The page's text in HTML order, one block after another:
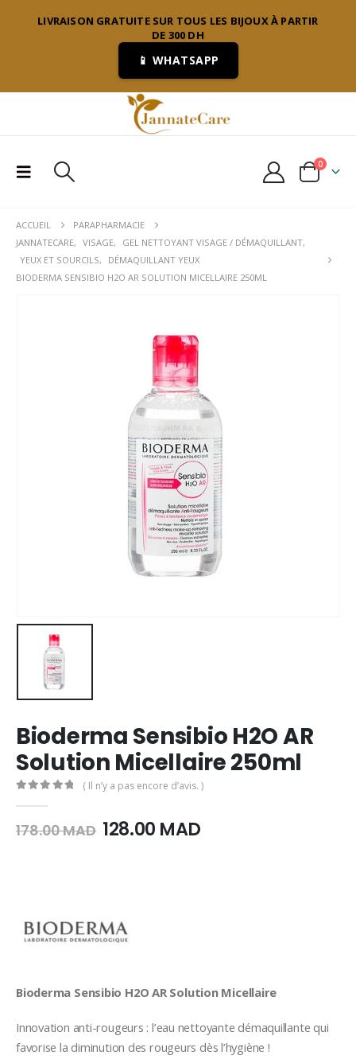
LIVRAISON GRATUITE SUR TOUS LES BIJOUX À PARTIR
DE 300 DH
📱 WHATSAPP
0
ACCUEIL
PARAPHARMACIE
JANNATECARE, VISAGE, GEL NETTOYANT VISAGE / DÉMAQUILLANT,
YEUX ET SOURCILS,
DÉMAQUILLANT YEUX
BIODERMA SENSIBIO H2O AR SOLUTION MICELLAIRE 250ML
Bioderma Sensibio H2O AR
Solution Micellaire 250ml
( Il n’y a pas encore d’avis. )
178.00MAD Le
MAD.
128.00 MADLe
Bioderma Sensibio H2O AR Solution Micellaire
Innovation anti-rougeurs : l’eau nettoyante démaquillante qui
favorise la diminution des rougeurs dès l’hygiène !